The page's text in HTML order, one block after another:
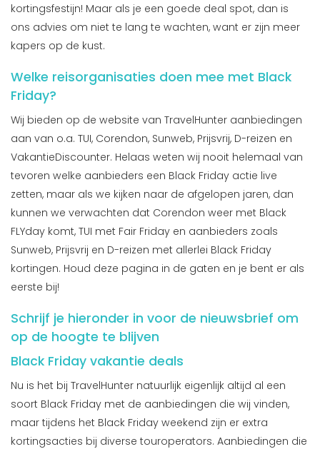
kortingsfestijn! Maar als je een goede deal spot, dan is
ons advies om niet te lang te wachten, want er zijn meer
kapers op de kust.
Welke reisorganisaties doen mee met Black
Friday?
Wij bieden op de website van TravelHunter aanbiedingen
aan van o.a. TUI, Corendon, Sunweb, Prijsvrij, D-reizen en
VakantieDiscounter. Helaas weten wij nooit helemaal van
tevoren welke aanbieders een Black Friday actie live
zetten, maar als we kijken naar de afgelopen jaren, dan
kunnen we verwachten dat Corendon weer met Black
FLYday komt, TUI met Fair Friday en aanbieders zoals
Sunweb, Prijsvrij en D-reizen met allerlei Black Friday
kortingen. Houd deze pagina in de gaten en je bent er als
eerste bij!
Schrijf je hieronder in voor de nieuwsbrief om
op de hoogte te blijven
Black Friday vakantie deals
Nu is het bij TravelHunter natuurlijk eigenlijk altijd al een
soort Black Friday met de aanbiedingen die wij vinden,
maar tijdens het Black Friday weekend zijn er extra
kortingsacties bij diverse touroperators. Aanbiedingen die